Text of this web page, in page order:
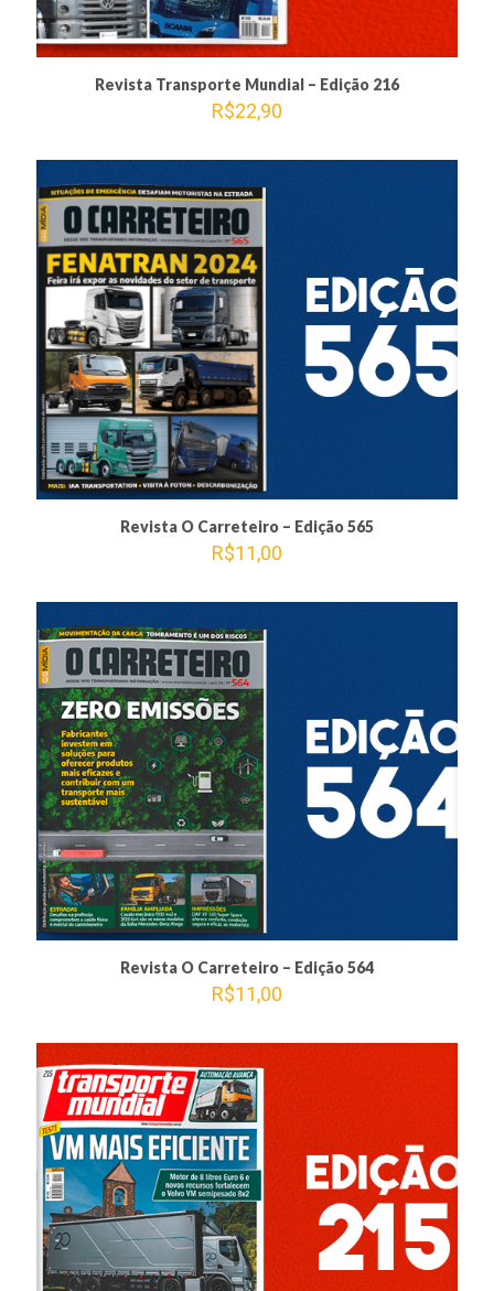
Revista Transporte Mundial – Edição 216
R$22,90
Revista O Carreteiro – Edição 565
R$11,00
Revista O Carreteiro – Edição 564
R$11,00